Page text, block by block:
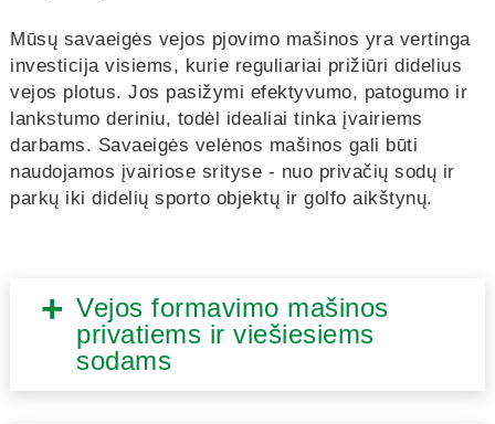
Mūsų savaeigės vejos pjovimo mašinos yra vertinga
investicija visiems, kurie reguliariai prižiūri didelius
vejos plotus. Jos pasižymi efektyvumo, patogumo ir
lankstumo deriniu, todėl idealiai tinka įvairiems
darbams. Savaeigės velėnos mašinos gali būti
naudojamos įvairiose srityse - nuo privačių sodų ir
parkų iki didelių sporto objektų ir golfo aikštynų.
Vejos formavimo mašinos
privatiems ir viešiesiems
sodams